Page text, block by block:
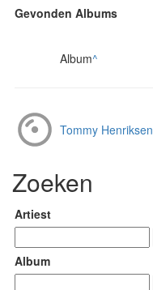
Gevonden Albums
Album^
Tommy Henriksen
Zoeken
Artiest
Album